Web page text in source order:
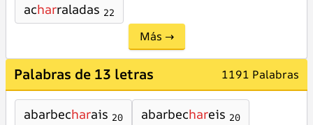
acharraladas 22
Más →
Palabras de 13 letras 1191 Palabras
abarbecharais 20 abarbechareis 20